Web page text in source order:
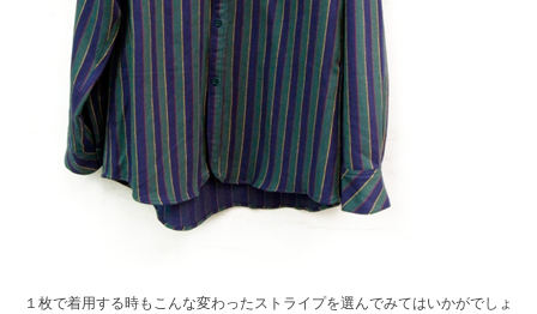
１枚で着用する時もこんな変わったストライプを選んでみてはいかがでしょ